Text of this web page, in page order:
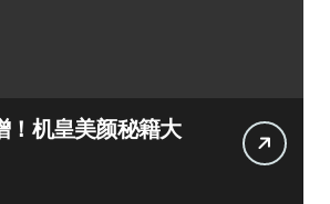
！机皇美颜秘籍大